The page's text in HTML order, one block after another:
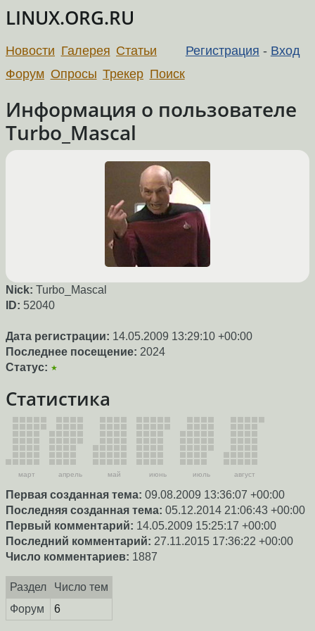
LINUX.ORG.RU
Регистрация - Вход
Новости Галерея Статьи
Форум Опросы Трекер Поиск
Информация о пользователе
Turbo_Mascal
Nick: Turbo_Mascal
ID: 52040
Дата регистрации: 14.05.2009 13:29:10 +00:00
Последнее посещение: 2024
Статус: ★
Статистика
март апрель май июнь июль август
Первая созданная тема: 09.08.2009 13:36:07 +00:00
Последняя созданная тема: 05.12.2014 21:06:43 +00:00
Первый комментарий: 14.05.2009 15:25:17 +00:00
Последний комментарий: 27.11.2015 17:36:22 +00:00
Число комментариев: 1887
Раздел
Число тем
Форум
6